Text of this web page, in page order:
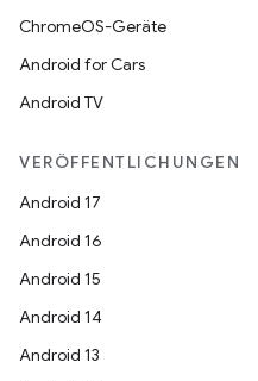
ChromeOS-Geräte
Android for Cars
Android TV
VERÖFFENTLICHUNGEN
Android 17
Android 16
Android 15
Android 14
Android 13